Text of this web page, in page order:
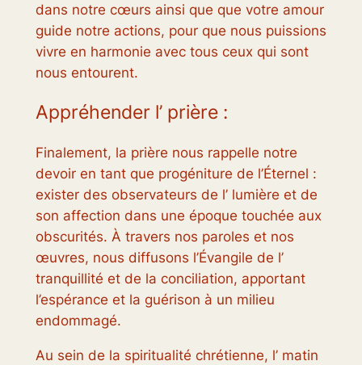
dans notre cœurs ainsi que que votre amour
guide notre actions, pour que nous puissions
vivre en harmonie avec tous ceux qui sont
nous entourent.
Appréhender l’ prière :
Finalement, la prière nous rappelle notre
devoir en tant que progéniture de l’Éternel :
exister des observateurs de l’ lumière et de
son affection dans une époque touchée aux
obscurités. À travers nos paroles et nos
œuvres, nous diffusons l’Évangile de l’
tranquillité et de la conciliation, apportant
l’espérance et la guérison à un milieu
endommagé.
Au sein de la spiritualité chrétienne, l’ matin